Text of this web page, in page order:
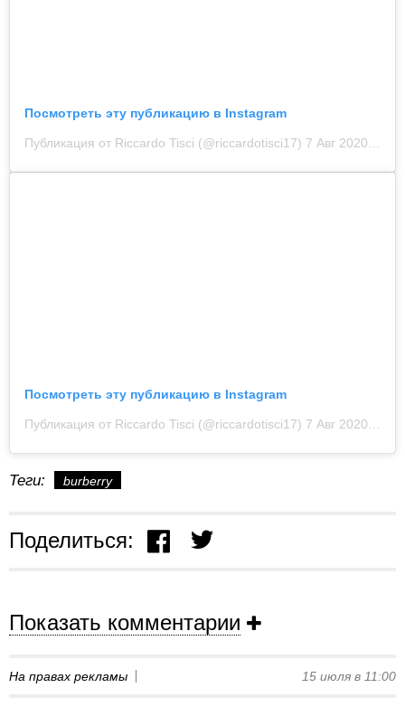
Посмотреть эту публикацию в Instagram
Публикация от Riccardo Tisci (@riccardotisci17) 7 Авг 2020 в 1:51 PDT
Посмотреть эту публикацию в Instagram
Публикация от Riccardo Tisci (@riccardotisci17) 7 Авг 2020 в 1:56 PDT
Теги: burberry
Поделиться:
Показать комментарии
На правах рекламы 15 июля в 11:00